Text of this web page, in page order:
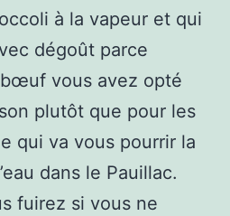
à la vapeur et qui
dégoût parce
bœuf vous avez opté
plutôt que pour les
qui va vous pourrir la
dans le Pauillac.
fuirez si vous ne